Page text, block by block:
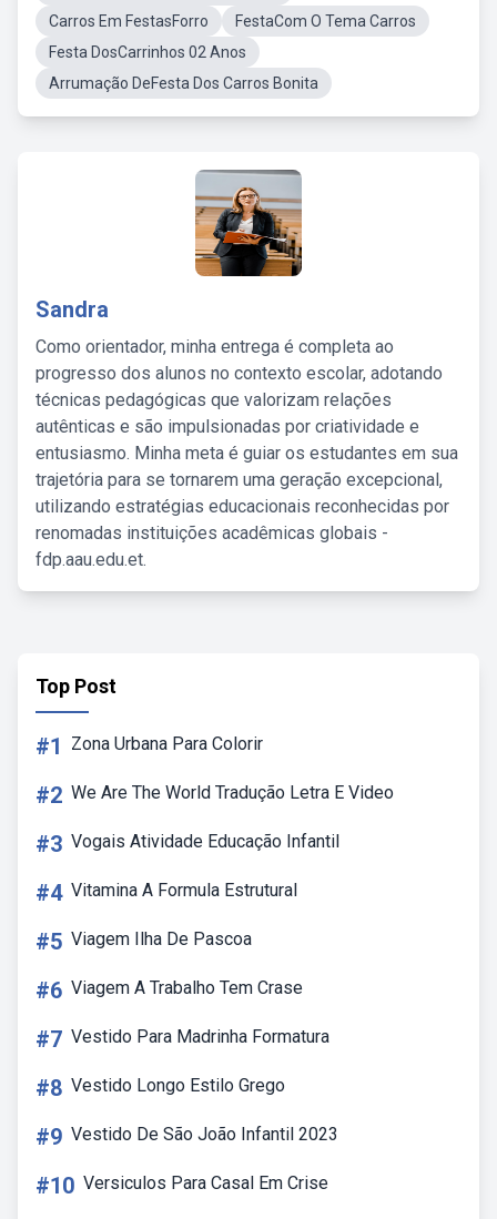
Carros Em FestasForro
FestaCom O Tema Carros
Festa DosCarrinhos 02 Anos
Arrumação DeFesta Dos Carros Bonita
Sandra
Como orientador, minha entrega é completa ao
progresso dos alunos no contexto escolar, adotando
técnicas pedagógicas que valorizam relações
autênticas e são impulsionadas por criatividade e
entusiasmo. Minha meta é guiar os estudantes em sua
trajetória para se tornarem uma geração excepcional,
utilizando estratégias educacionais reconhecidas por
renomadas instituições acadêmicas globais -
fdp.aau.edu.et.
Top Post
#1 Zona Urbana Para Colorir
#2 We Are The World Tradução Letra E Video
#3 Vogais Atividade Educação Infantil
#4 Vitamina A Formula Estrutural
#5 Viagem Ilha De Pascoa
#6 Viagem A Trabalho Tem Crase
#7 Vestido Para Madrinha Formatura
#8 Vestido Longo Estilo Grego
#9 Vestido De São João Infantil 2023
#10 Versiculos Para Casal Em Crise